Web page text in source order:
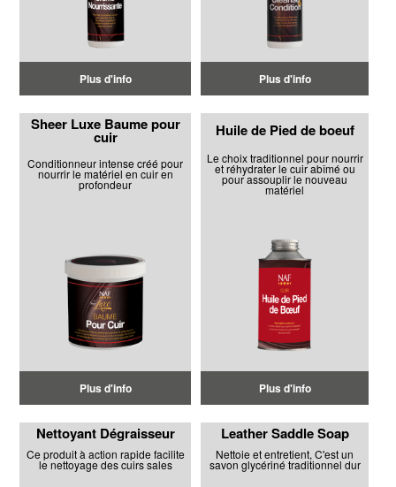
Plus d'info Plus d'info
Sheer Luxe Baume pour
cuir Huile de Pied de boeuf
Conditionneur intense créé pour
nourrir le matériel en cuir en
profondeur
Le choix traditionnel pour nourrir
et réhydrater le cuir abîmé ou
pour assouplir le nouveau
matériel
Plus d'info Plus d'info
Nettoyant Dégraisseur Leather Saddle Soap
Ce produit à action rapide facilite
le nettoyage des cuirs sales
Nettoie et entretient, C'est un
savon glycériné traditionnel dur